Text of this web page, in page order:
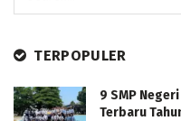
TERPOPULER
9 SMP
Terbaru